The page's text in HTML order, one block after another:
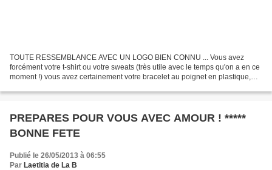
TOUTE RESSEMBLANCE AVEC UN LOGO BIEN CONNU ... Vous avez
forcément votre t-shirt ou votre sweats (très utile avec le temps qu'on a en ce
moment !) vous avez certainement votre bracelet au poignet en plastique,
PREPARES POUR VOUS AVEC AMOUR ! *****
BONNE FETE
Publié le 26/05/2013 à 06:55
Par Laetitia de La B